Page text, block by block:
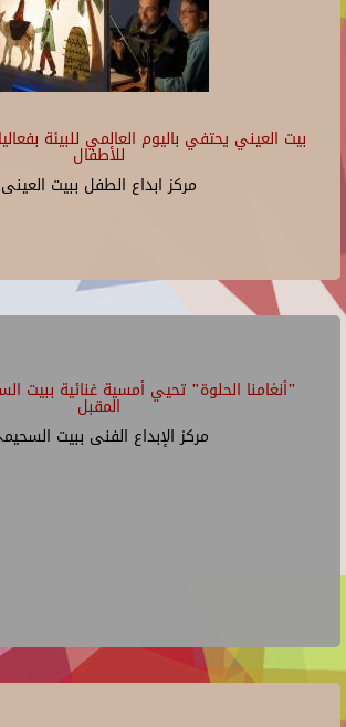
بيت العيني يحتفي باليوم العالمي للبيئة
للأطفال
مركز ابداع الطفل ببيت العينى
"أنغامنا الحلوة" تحيي أمسية غنائية ببيت
المقبل
مركز الإبداع الفنى ببيت